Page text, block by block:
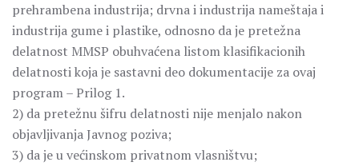
prehrambena industrija; drvna i industrija nameštaja i
industrija gume i plastike, odnosno da je pretežna
delatnost MMSP obuhvaćena listom klasifikacionih
delatnosti koja je sastavni deo dokumentacije za ovaj
program – Prilog 1.
2) da pretežnu šifru delatnosti nije menjalo nakon
objavljivanja Javnog poziva;
3) da je u većinskom privatnom vlasništvu;